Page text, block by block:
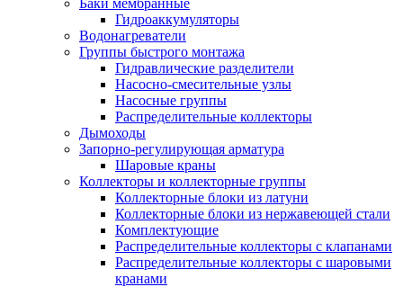
Баки мембранные
Гидроаккумуляторы
Водонагреватели
Группы быстрого монтажа
Гидравлические разделители
Насосно-смесительные узлы
Насосные группы
Распределительные коллекторы
Дымоходы
Запорно-регулирующая арматура
Шаровые краны
Коллекторы и коллекторные группы
Коллекторные блоки из латуни
Коллекторные блоки из нержавеющей стали
Комплектующие
Распределительные коллекторы с клапанами
Распределительные коллекторы с шаровыми
кранами